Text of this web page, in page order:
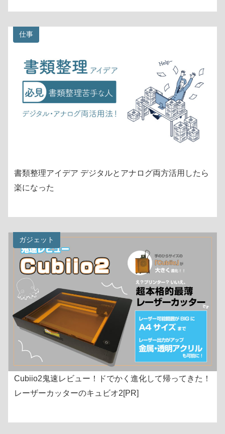
仕事
書類整理アイデア デジタルとアナログ両方活用したら
楽になった
ガジェット
Cubiio2鬼速レビュー！ドでかく進化して帰ってきた！
レーザーカッターのキュビオ2[PR]